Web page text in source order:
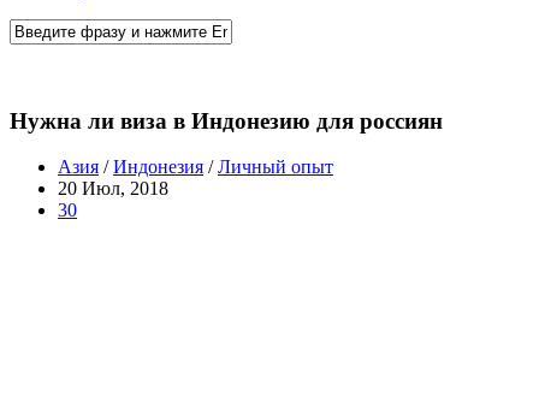
Нужна ли виза в Индонезию для россиян
Азия /Индонезия /Личный опыт
20 Июл, 2018
30